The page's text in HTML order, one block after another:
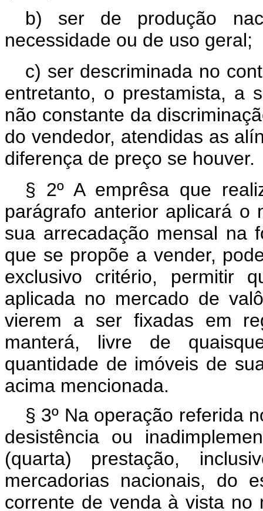
b) ser de produção
necessidade ou de uso geral;
c) ser descriminada no
entretanto, o prestamista, a
não constante da
do vendedor, atendidas as
diferença de preço se houver.
§ 2º A emprêsa que
parágrafo anterior aplicará
sua arrecadação mensal na
que se propõe a vender,
exclusivo critério, permitir
aplicada no mercado de
vierem a ser fixadas em
manterá, livre de
quantidade de imóveis de
acima mencionada.
§ 3º Na operação referida
desistência ou
(quarta) prestação,
mercadorias nacionais, do
corrente de venda à vista no